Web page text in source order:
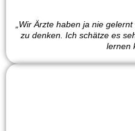
„Wir Ärzte haben ja nie
zu denken. Ich schätze es
lernen